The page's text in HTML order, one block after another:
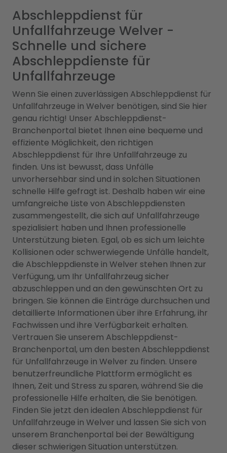
Abschleppdienst für
Unfallfahrzeuge Welver -
Schnelle und sichere
Abschleppdienste für
Unfallfahrzeuge
Wenn Sie einen zuverlässigen Abschleppdienst für
Unfallfahrzeuge in Welver benötigen, sind Sie hier
genau richtig! Unser Abschleppdienst-
Branchenportal bietet Ihnen eine bequeme und
effiziente Möglichkeit, den richtigen
Abschleppdienst für Ihre Unfallfahrzeuge zu
finden. Uns ist bewusst, dass Unfälle
unvorhersehbar sind und in solchen Situationen
schnelle Hilfe gefragt ist. Deshalb haben wir eine
umfangreiche Liste von Abschleppdiensten
zusammengestellt, die sich auf Unfallfahrzeuge
spezialisiert haben und Ihnen professionelle
Unterstützung bieten. Egal, ob es sich um leichte
Kollisionen oder schwerwiegende Unfälle handelt,
die Abschleppdienste in Welver stehen Ihnen zur
Verfügung, um Ihr Unfallfahrzeug sicher
abzuschleppen und an den gewünschten Ort zu
bringen. Sie können die Einträge durchsuchen und
detaillierte Informationen über ihre Erfahrung, ihr
Fachwissen und ihre Verfügbarkeit erhalten.
Vertrauen Sie unserem Abschleppdienst-
Branchenportal, um den besten Abschleppdienst
für Unfallfahrzeuge in Welver zu finden. Unsere
benutzerfreundliche Plattform ermöglicht es
Ihnen, Zeit und Stress zu sparen, während Sie die
professionelle Hilfe erhalten, die Sie benötigen.
Finden Sie jetzt den idealen Abschleppdienst für
Unfallfahrzeuge in Welver und lassen Sie sich von
unserem Branchenportal bei der Bewältigung
dieser schwierigen Situation unterstützen.